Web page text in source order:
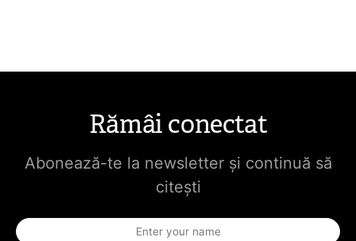
Rămâi conectat
Abonează-te la newsletter și continuă să
citești